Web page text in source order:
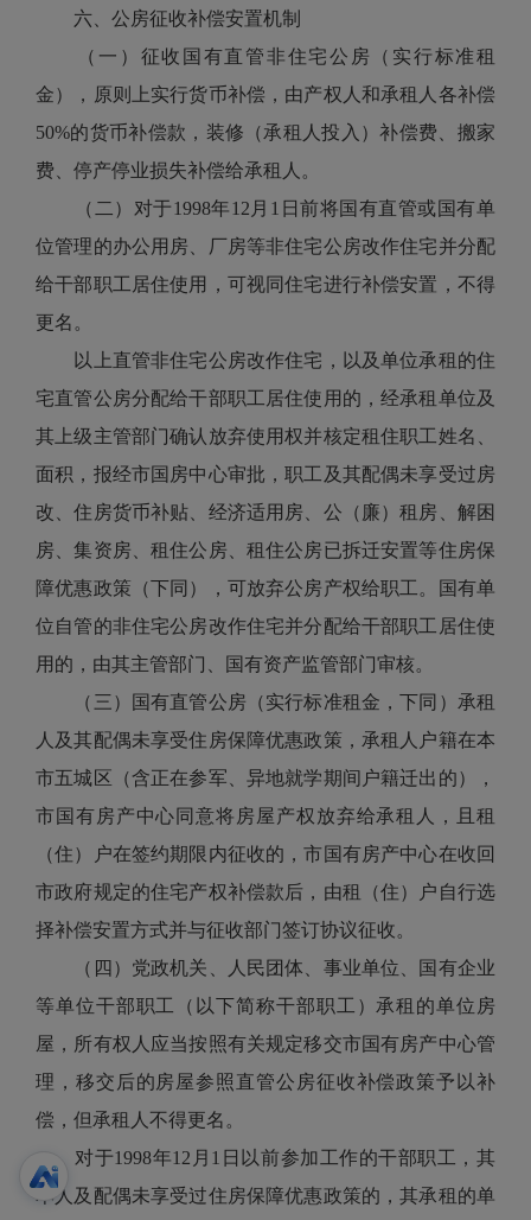
六、公房征收补偿安置机制
（一）征收国有直管非住宅公房（实行标准租
金），原则上实行货币补偿，由产权人和承租人各补偿
50%的货币补偿款，装修（承租人投入）补偿费、搬家
费、停产停业损失补偿给承租人。
（二）对于1998年12月1日前将国有直管或国有单
位管理的办公用房、厂房等非住宅公房改作住宅并分配
给干部职工居住使用，可视同住宅进行补偿安置，不得
更名。
以上直管非住宅公房改作住宅，以及单位承租的住
宅直管公房分配给干部职工居住使用的，经承租单位及
其上级主管部门确认放弃使用权并核定租住职工姓名、
面积，报经市国房中心审批，职工及其配偶未享受过房
改、住房货币补贴、经济适用房、公（廉）租房、解困
房、集资房、租住公房、租住公房已拆迁安置等住房保
障优惠政策（下同），可放弃公房产权给职工。国有单
位自管的非住宅公房改作住宅并分配给干部职工居住使
用的，由其主管部门、国有资产监管部门审核。
（三）国有直管公房（实行标准租金，下同）承租
人及其配偶未享受住房保障优惠政策，承租人户籍在本
市五城区（含正在参军、异地就学期间户籍迁出的），
市国有房产中心同意将房屋产权放弃给承租人，且租
（住）户在签约期限内征收的，市国有房产中心在收回
市政府规定的住宅产权补偿款后，由租（住）户自行选
择补偿安置方式并与征收部门签订协议征收。
（四）党政机关、人民团体、事业单位、国有企业
等单位干部职工（以下简称干部职工）承租的单位房
屋，所有权人应当按照有关规定移交市国有房产中心管
理，移交后的房屋参照直管公房征收补偿政策予以补
偿，但承租人不得更名。
对于1998年12月1日以前参加工作的干部职工，其
本人及配偶未享受过住房保障优惠政策的，其承租的单